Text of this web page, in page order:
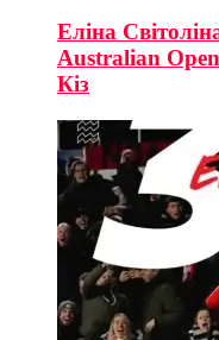
Еліна
Australian
Кіз